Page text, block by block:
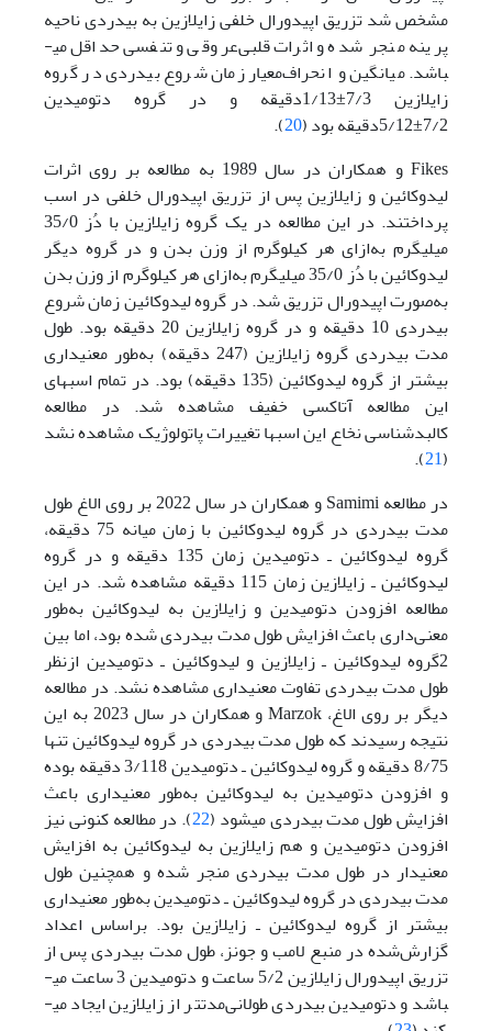
مشخص شد تزریق اپیدورال خلفی زایلازین به بی­دردی ناحیه
پرینه منجر شده و اثرات قلبی‌عروقی و تنفسی حداقل می­
باشد. میانگین و انحراف‌معیار زمان شروع بی­دردی در گروه
زایلازین 7/3±1/13دقیقه و در گروه دتومیدین
7/2‌±5/12دقیقه بود (
20
).
Fikes و همکاران در سال 1989 به مطالعه بر روی اثرات
لیدوکائین و زایلازین پس از تزریق اپیدورال خلفی در اسب
پرداختند. در این مطالعه در یک گروه زایلازین با دُز 35/0
میلی­گرم به‌ازای هر کیلوگرم از وزن بدن و در گروه دیگر
لیدوکائین با دُز 35/0 میلی­گرم به‌ازای هر کیلوگرم از وزن بدن
به‌صورت اپیدورال تزریق شد. در گروه لیدوکائین زمان شروع
بی­دردی 10 دقیقه و در گروه زایلازین 20 دقیقه بود. طول
مدت بی­دردی گروه زایلازین (247 دقیقه) به‌طور معنی­داری
بیشتر از گروه لیدوکائین (135 دقیقه) بود. در تمام اسب­های
این مطالعه آتاکسی خفیف مشاهده شد. در مطالعه
کالبدشناسی نخاع این اسب­ها تغییرات پاتولوژیک مشاهده نشد
(
21
).
در مطالعه Samimi و همکاران در سال 2022 بر روی الاغ طول
مدت بی­دردی در گروه لیدوکائین با زمان میانه 75 دقیقه،
گروه لیدوکائین ـ دتومیدین زمان 135 دقیقه و در گروه
لیدوکائین ـ زایلازین زمان 115 دقیقه مشاهده شد. در این
مطالعه افزودن دتومیدین و زایلازین به لیدوکائین به‌طور
معنی‌داری باعث افزایش طول مدت بی­دردی شده بود، اما بین
2گروه لیدوکائین ـ زایلازین و لیدوکائین ـ دتومیدین از‌نظر
طول مدت بی­دردی تفاوت معنی­داری مشاهده نشد. در مطالعه
دیگر بر روی الاغ‌، Marzok و همکاران در سال 2023 به این
نتیجه رسیدند که طول مدت بی­دردی در گروه لیدوکائین تنها
8/75 دقیقه و گروه لیدوکائین ـ دتومیدین 3/118 دقیقه بوده
و افزودن دتومیدین به لیدوکائین به‌طور معنی­داری باعث
افزایش طول مدت بی­دردی می­شود (22). در مطالعه کنونی نیز
افزودن دتومیدین و هم زایلازین به لیدوکائین به افزایش
معنی­دار در طول مدت بی­دردی منجر شده و همچنین طول
مدت بی­دردی در گروه لیدوکائین ـ دتومیدین به‌طور معنی­داری
بیشتر از گروه لیدوکائین ـ زایلازین بود. بر‌اساس اعداد
گزارش‌شده در منبع لامب و جونز، طول مدت بی­دردی پس از
تزریق اپیدورال زایلازین 5/2 ساعت و دتومیدین 3 ساعت می­
باشد و دتومیدین بی­دردی طولانی‌مدت­تر از زایلازین ایجاد می­